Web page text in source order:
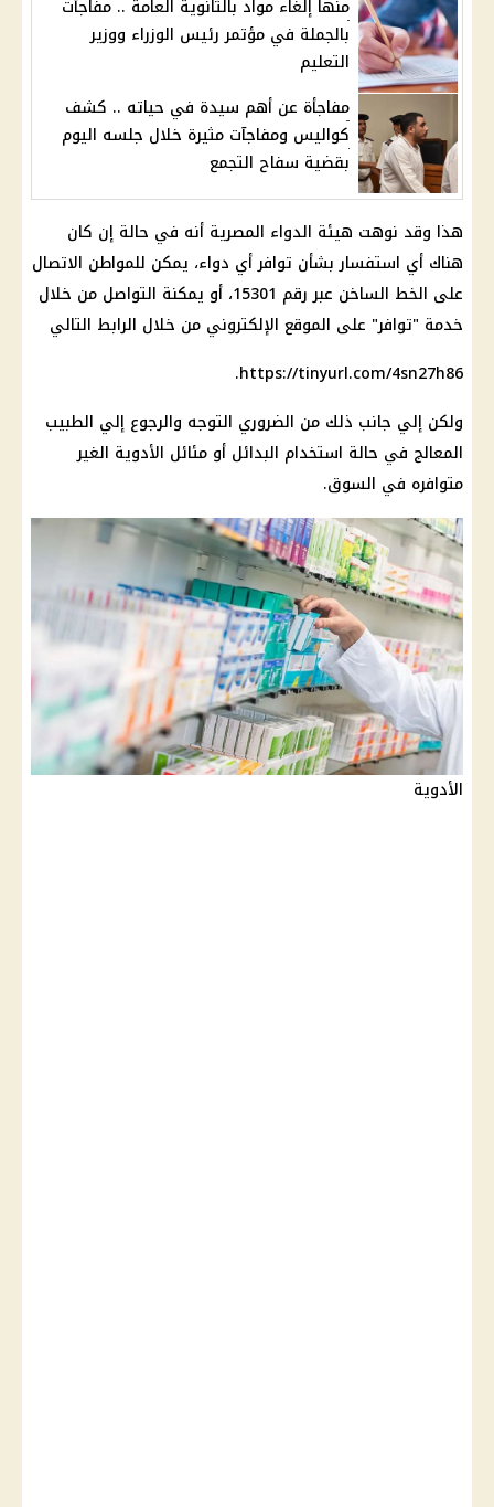
منها إلغاء مواد بالثانوية العامة .. مفاجآت
بالجملة في مؤتمر رئيس الوزراء ووزير
التعليم
مفاجأة عن أهم سيدة في حياته .. كشف
كواليس ومفاجآت مثيرة خلال جلسه اليوم
بقضية سفاح التجمع
هذا وقد نوهت هيئة الدواء المصرية أنه في حالة إن كان
هناك أي استفسار بشأن توافر أي دواء، يمكن للمواطن الاتصال
على الخط الساخن عبر رقم 15301، أو يمكنة التواصل من خلال
خدمة "توافر" على الموقع الإلكتروني من خلال الرابط التالي
https://tinyurl.com/4sn27h86.
ولكن إلي جانب ذلك من الضروري التوجه والرجوع إلي الطبيب
المعالج في حالة استخدام البدائل أو مئائل الأدوية الغير
متوافره في السوق.
الأدوية